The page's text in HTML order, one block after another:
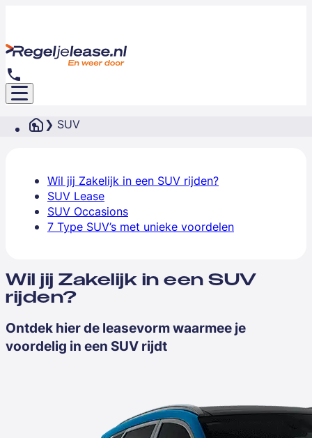
SUV
Wil jij Zakelijk in een SUV rijden?
SUV Lease
SUV Occasions
7 Type SUV’s met unieke voordelen
Wil jij Zakelijk in een SUV
rijden?
Ontdek hier de leasevorm waarmee je
voordelig in een SUV rijdt